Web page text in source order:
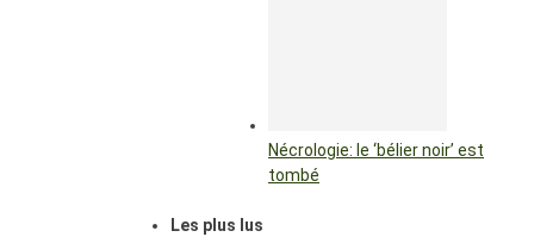
Nécrologie: le ‘bélier noir’ est
tombé
Les plus lus